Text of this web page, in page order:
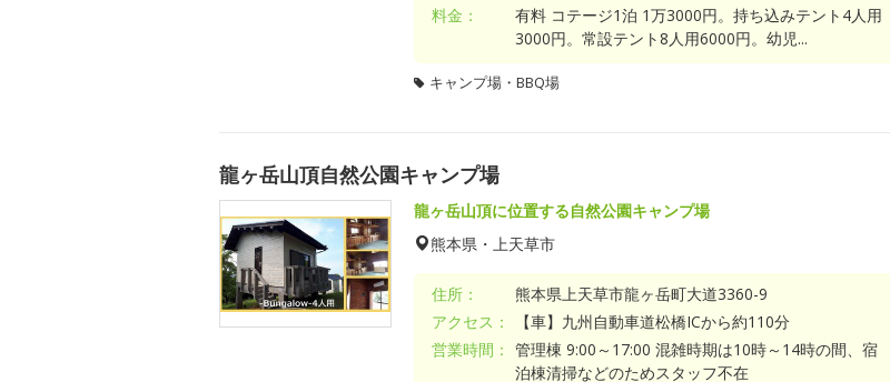
料金：
有料 コテージ1泊 1万3000円。持ち込みテント4人用
3000円。常設テント8人用6000円。幼児...
キャンプ場・BBQ場
龍ヶ岳山頂自然公園キャンプ場
龍ヶ岳山頂に位置する自然公園キャンプ場
熊本県・上天草市
住所：
熊本県上天草市龍ヶ岳町大道3360-9
アクセス：
【車】九州自動車道松橋ICから約110分
営業時間： 管理棟 9:00～17:00 混雑時期は10時～14時の間、宿
泊棟清掃などのためスタッフ不在